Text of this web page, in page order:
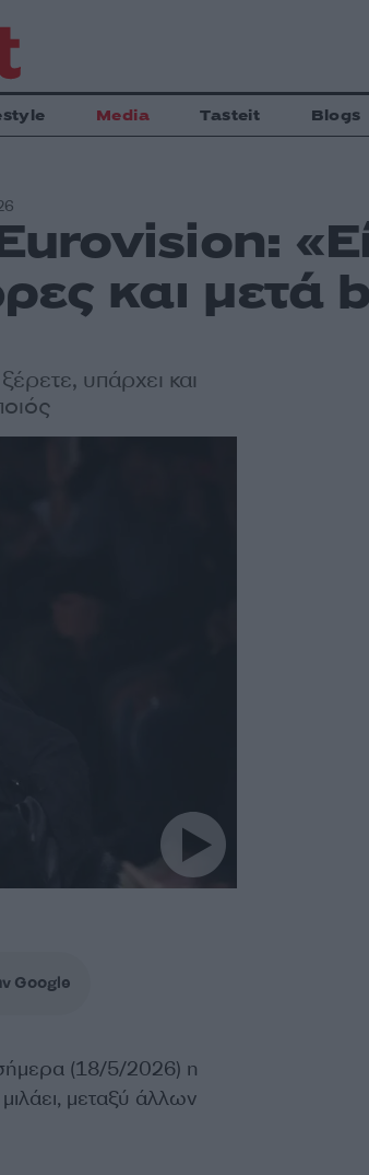
Media Tasteit Blogs
και μετά
υπάρχει και
Google
(18/5/2026) η
μεταξύ άλλων